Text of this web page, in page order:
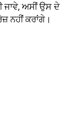
ਜਾਵੇ, ਅਸੀਂ ਉਸ ਦੇ
ਨਹੀਂ ਕਰਾਂਗੇ।